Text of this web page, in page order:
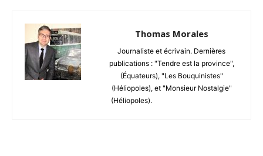
Thomas Morales
Journaliste et écrivain. Dernières
publications : "Tendre est la province",
(Équateurs), "Les Bouquinistes"
(Héliopoles), et "Monsieur Nostalgie"
(Héliopoles).